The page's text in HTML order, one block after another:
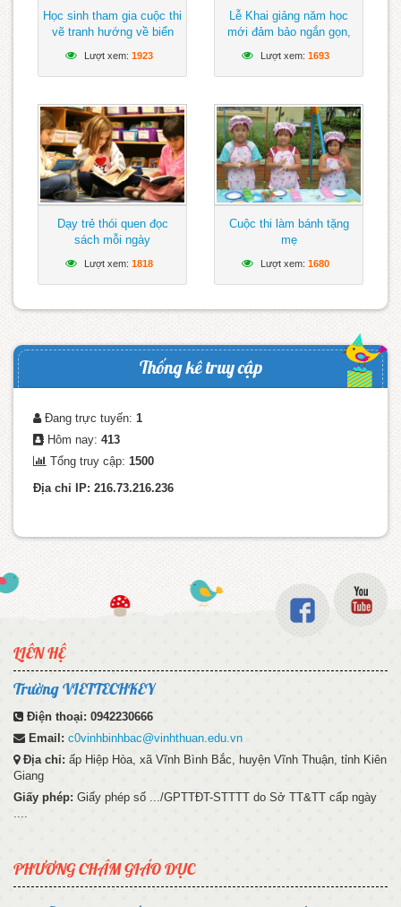
Học sinh tham gia cuộc thi
vẽ tranh hướng về biển
Lượt xem: 1923
Lễ Khai giảng năm học
mới đảm bảo ngắn gọn,
Lượt xem: 1693
Dạy trẻ thói quen đọc
sách mỗi ngày
Lượt xem: 1818
Cuộc thi làm bánh tặng
mẹ
Lượt xem: 1680
Thống kê truy cập
Đang trực tuyến: 1
Hôm nay: 413
Tổng truy cập: 1500
Địa chỉ IP: 216.73.216.236
LIÊN HỆ
Trường VIETTECHKEY
Điện thoại: 0942230666
Email: c0vinhbinhbac@vinhthuan.edu.vn
Địa chỉ: ấp Hiệp Hòa, xã Vĩnh Bình Bắc, huyện Vĩnh Thuận, tỉnh Kiên
Giang
Giấy phép: Giấy phép số .../GPTTĐT-STTTT do Sở TT&TT cấp ngày
....
PHƯƠNG CHÂM GIÁO DỤC